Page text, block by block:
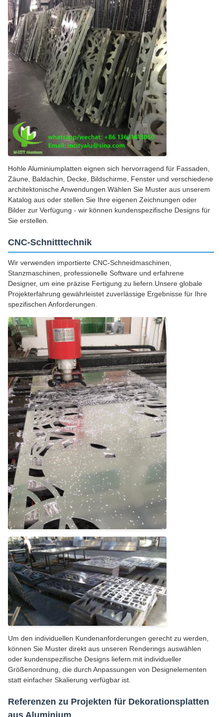
Hohle Aluminiumplatten eignen sich hervorragend für Fassaden,
Zäune, Baldachin, Decke, Bildschirme, Fenster und verschiedene
architektonische Anwendungen.Wählen Sie Muster aus unserem
Katalog aus oder stellen Sie Ihre eigenen Zeichnungen oder
Bilder zur Verfügung - wir können kundenspezifische Designs für
Sie erstellen.
CNC-Schnitttechnik
Wir verwenden importierte CNC-Schneidmaschinen,
Stanzmaschinen, professionelle Software und erfahrene
Designer, um eine präzise Fertigung zu liefern.Unsere globale
Projekterfahrung gewährleistet zuverlässige Ergebnisse für Ihre
spezifischen Anforderungen.
Um den individuellen Kundenanforderungen gerecht zu werden,
können Sie Muster direkt aus unseren Renderings auswählen
oder kundenspezifische Designs liefern.mit individueller
Größenordnung, die durch Anpassungen von Designelementen
statt einfacher Skalierung verfügbar ist.
Referenzen zu Projekten für Dekorationsplatten
aus Aluminium